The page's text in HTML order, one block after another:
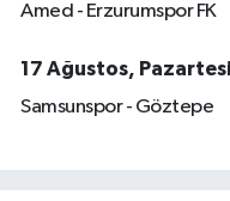
Amed - Erzurumspor FK
17 Ağustos, Pazartesi
Samsunspor - Göztepe